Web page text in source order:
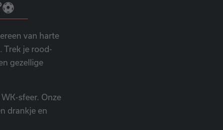
van harte
Trek je rood-
gezellige
sfeer. Onze
drankje en